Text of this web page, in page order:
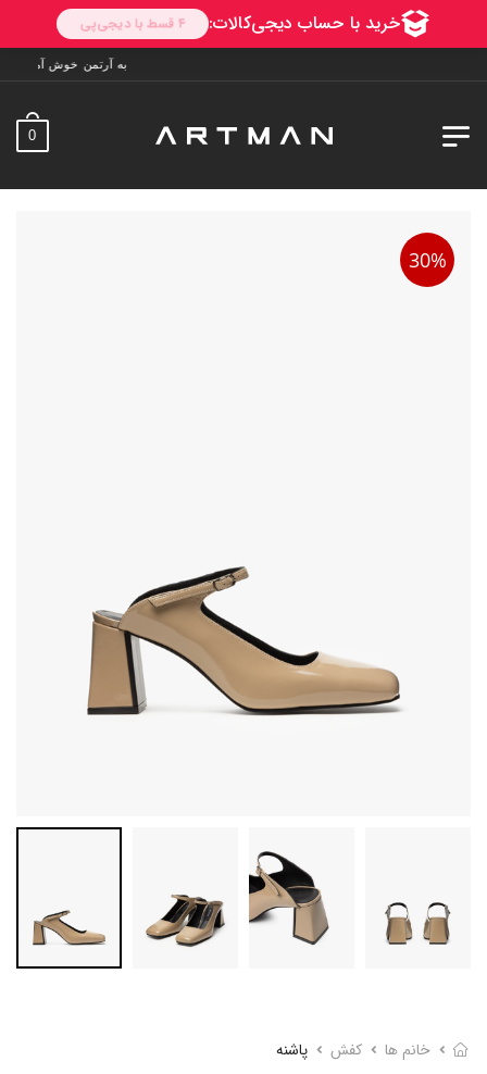
به آرتمن خوش آمدید. ارسال به سراسر ایران. 7 روز
0
30%
خانم ها کفش پاشنه